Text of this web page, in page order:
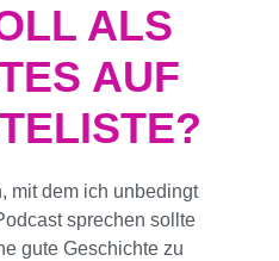
ALS
AUF
mit dem ich unbedingt
sprechen sollte
gute Geschichte zu